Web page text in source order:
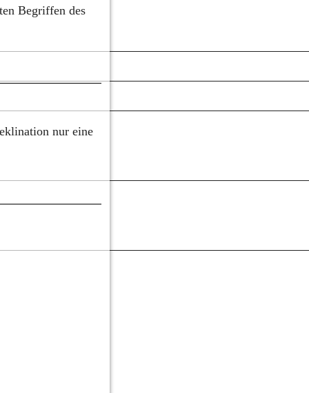
Begriffen des
nur eine